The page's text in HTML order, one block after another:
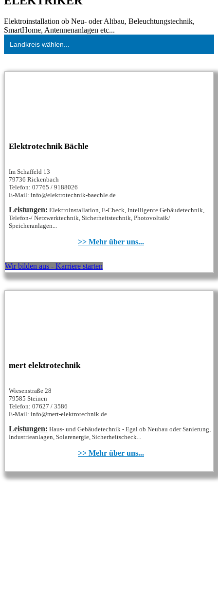
Elektroinstallation ob Neu- oder Altbau, Beleuchtungstechnik,
SmartHome, Antennenanlagen etc...
Landkreis wählen...
Elektrotechnik Bächle
Im Schaffeld 13
79736 Rickenbach
Telefon: 07765 / 9188026
E-Mail: info@elektrotechnik-baechle.de
Leistungen: Elektroinstallation, E-Check, Intelligente Gebäudetechnik,
Telefon-/ Netzwerktechnik, Sicherheitstechnik, Photovoltaik/
Speicheranlagen...
>> Mehr über uns...
Wir bilden aus - Karriere starten
mert elektrotechnik
Wiesenstraße 28
79585 Steinen
Telefon: 07627 / 3586
E-Mail: info@mert-elektrotechnik.de
Leistungen: Haus- und Gebäudetechnik - Egal ob Neubau oder Sanierung,
Industrieanlagen, Solarenergie, Sicherheitscheck...
>> Mehr über uns...